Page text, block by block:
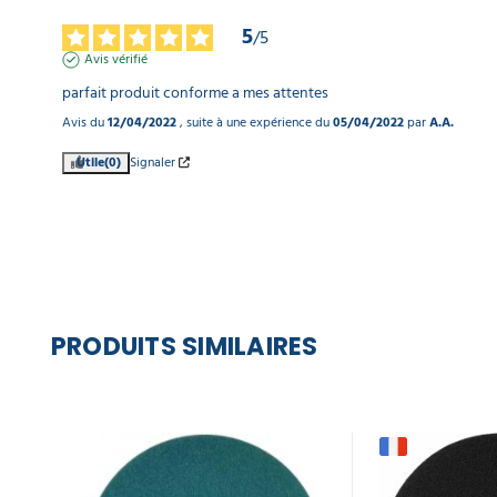
PRODUITS SIMILAIRES
5/5
Avis vérifié
parfait produit conforme a mes attentes
Avis du12/04/2022, suite à une expérience du05/04/2022parA.A.
Utile(0) Signaler